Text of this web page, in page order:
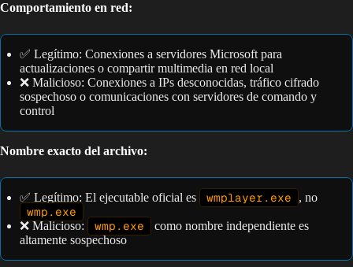
Comportamiento en red:
✅ Legítimo: Conexiones a servidores Microsoft para
actualizaciones o compartir multimedia en red local
❌ Malicioso: Conexiones a IPs desconocidas, tráfico cifrado
sospechoso o comunicaciones con servidores de comando y
control
Nombre exacto del archivo:
✅ Legítimo: El ejecutable oficial es wmplayer.exe , no
wmp.exe
❌ Malicioso: wmp.exe
como nombre independiente es
altamente sospechoso